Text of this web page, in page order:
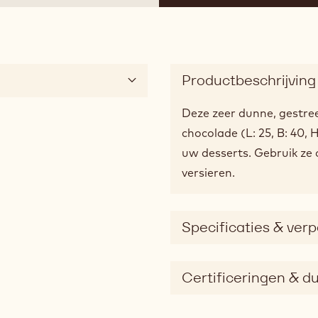
Productbeschrijving
Deze zeer dunne,
chocolade (L: 25, B: 40,
uw desserts. Gebruik
versieren.
Specificaties &
Certificeringen &